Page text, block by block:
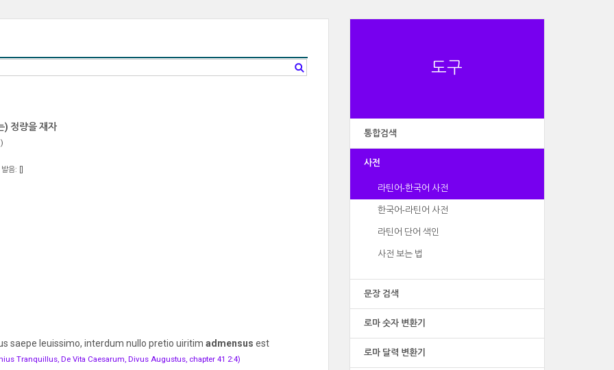
도구
통합검색
사전
라틴어-한국어 사전
한국어-라틴어 사전
라틴어 단어 색인
사전 보는 법
문장 검색
로마 숫자 변환기
로마 달력 변환기
) 정량을 재자
음: []
saepe leuissimo, interdum nullo pretio uiritim admensus est
Tranquillus, De Vita Caesarum, Divus Augustus, chapter 41 2:4)